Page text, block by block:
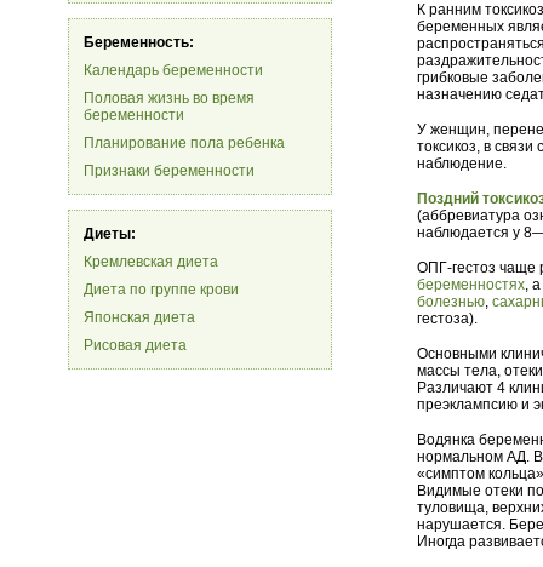
Беременность:
Календарь беременности
Половая жизнь во время
беременности
Планирование пола ребенка
Признаки беременности
Диеты:
Кремлевская диета
Диета по группе крови
Японская диета
Рисовая диета
К ранним
беременных
грибковые
назначению
У женщин,
токсикоз, в
наблюдение.
Поздний
(аббревиатура
наблюдается у
ОПГ-гестоз чаще
беременностях,
болезнью,
гестоза).
Основными
массы тела,
Различают 4
преэклампсию и
Водянка
нормальном АД.
«симптом
Видимые отеки
туловища,
нарушается.
Иногда